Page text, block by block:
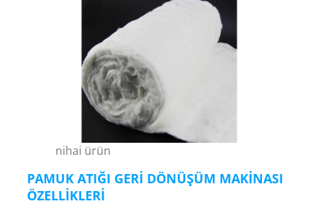
nihai ürün
PAMUK ATIĞI GERI DÖNÜŞÜM MAKINASI
ÖZELLIKLERI